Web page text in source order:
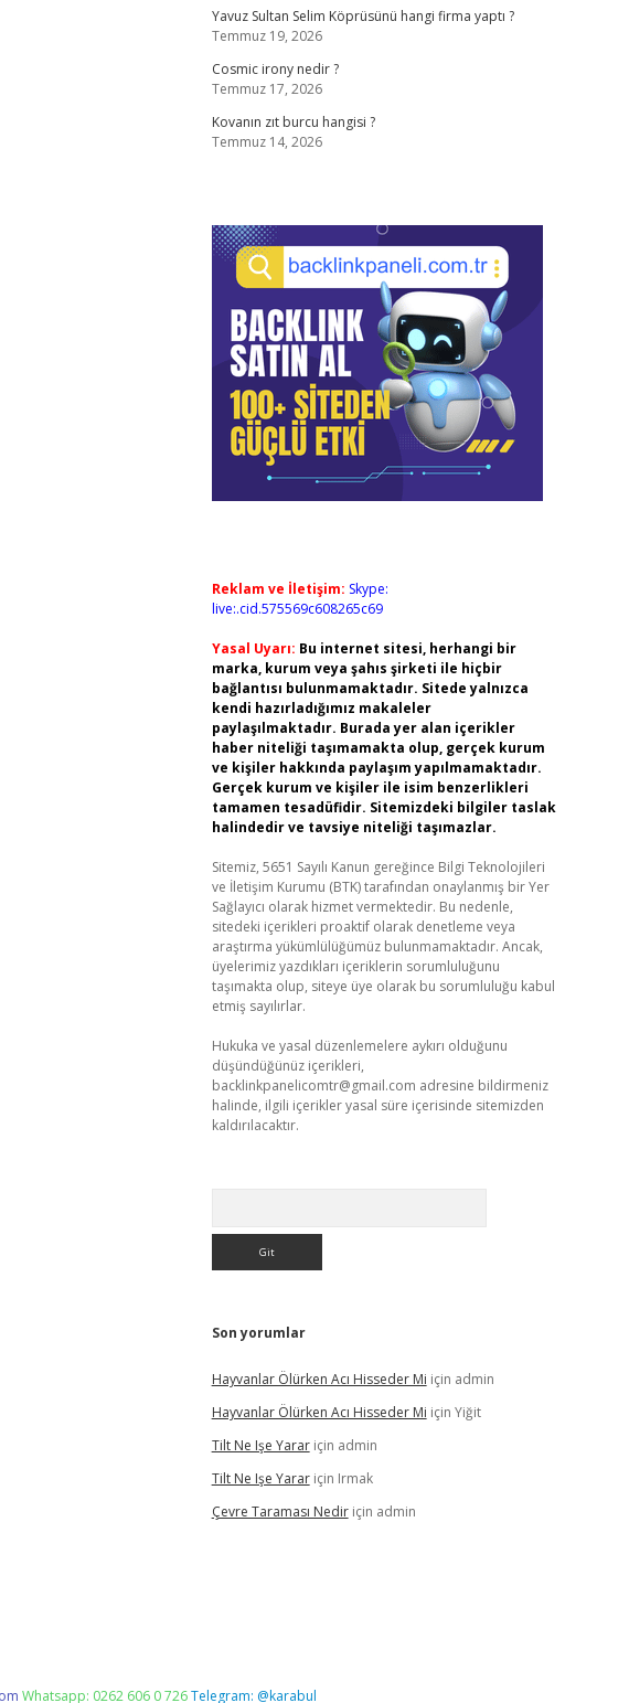
Yavuz Sultan Selim Köprüsünü hangi firma yaptı ?
Temmuz 19, 2026
Cosmic irony nedir ?
Temmuz 17, 2026
Kovanın zıt burcu hangisi ?
Temmuz 14, 2026
Reklam ve İletişim: Skype:
live:.cid.575569c608265c69
Yasal Uyarı: Bu internet sitesi, herhangi bir
marka, kurum veya şahıs şirketi ile hiçbir
bağlantısı bulunmamaktadır. Sitede yalnızca
kendi hazırladığımız makaleler
paylaşılmaktadır. Burada yer alan içerikler
haber niteliği taşımamakta olup, gerçek kurum
ve kişiler hakkında paylaşım yapılmamaktadır.
Gerçek kurum ve kişiler ile isim benzerlikleri
tamamen tesadüfidir. Sitemizdeki bilgiler taslak
halindedir ve tavsiye niteliği taşımazlar.
Sitemiz, 5651 Sayılı Kanun gereğince Bilgi Teknolojileri
ve İletişim Kurumu (BTK) tarafından onaylanmış bir Yer
Sağlayıcı olarak hizmet vermektedir. Bu nedenle,
sitedeki içerikleri proaktif olarak denetleme veya
araştırma yükümlülüğümüz bulunmamaktadır. Ancak,
üyelerimiz yazdıkları içeriklerin sorumluluğunu
taşımakta olup, siteye üye olarak bu sorumluluğu kabul
etmiş sayılırlar.
Hukuka ve yasal düzenlemelere aykırı olduğunu
düşündüğünüz içerikleri,
backlinkpanelicomtr@gmail.com adresine bildirmeniz
halinde, ilgili içerikler yasal süre içerisinde sitemizden
kaldırılacaktır.
Son yorumlar
Hayvanlar Ölürken Acı Hisseder Mi için admin
Hayvanlar Ölürken Acı Hisseder Mi için Yiğit
Tilt Ne Işe Yarariçin admin
Tilt Ne Işe Yarariçin Irmak
Çevre Taraması Nediriçin admin
Whatsapp: 0262 606 0 726Telegram: @karabul